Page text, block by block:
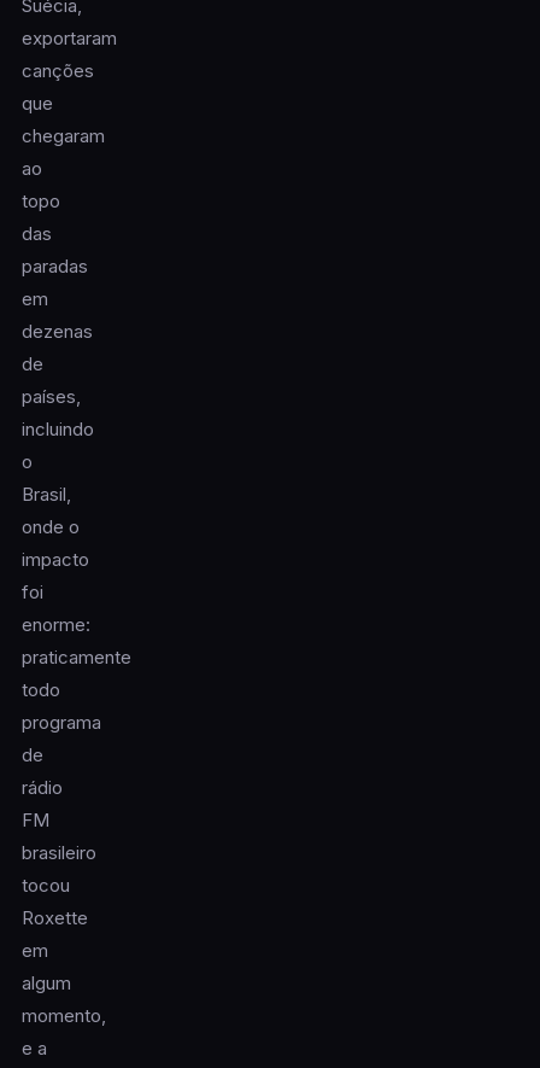
Suécia,
exportaram
canções
que
chegaram
ao
topo
das
paradas
em
dezenas
de
países,
incluindo
o
Brasil,
onde o
impacto
foi
enorme:
praticamente
todo
programa
de
rádio
FM
brasileiro
tocou
Roxette
em
algum
momento,
e a